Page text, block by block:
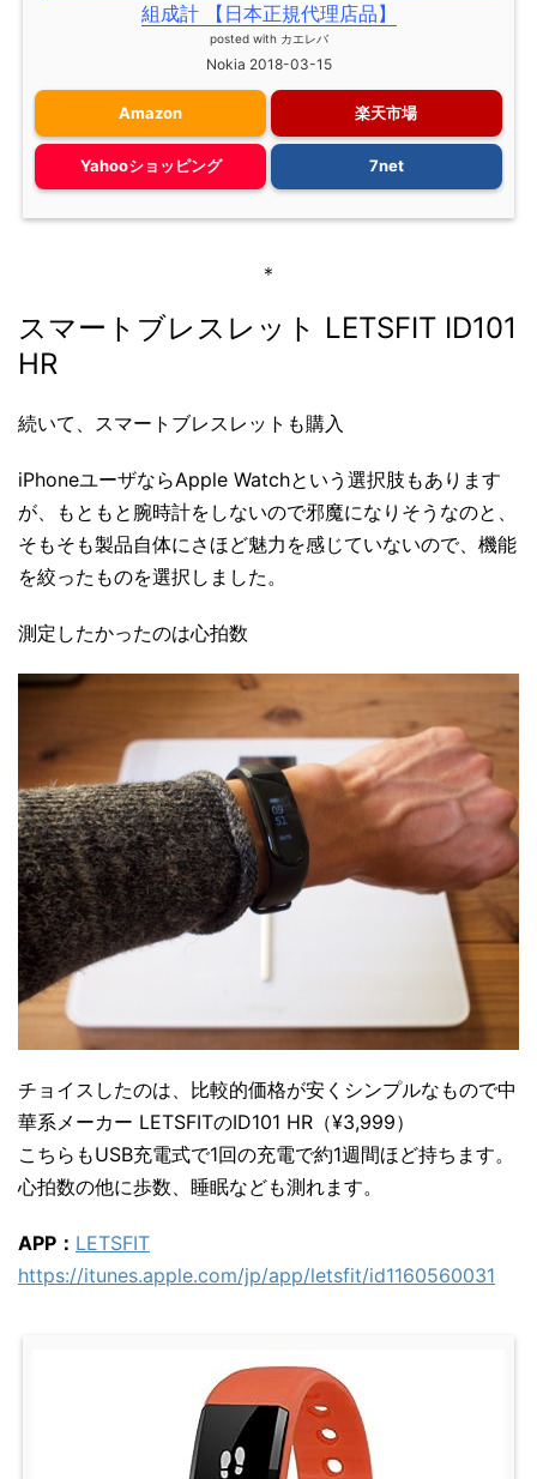
組成計 【日本正規代理店品】
posted with カエレバ
Nokia 2018-03-15
Amazon 楽天市場
Yahooショッピング 7net
＊
スマートブレスレット LETSFIT ID101
HR
続いて、スマートブレスレットも購入
iPhoneユーザならApple Watchという選択肢もあります
が、もともと腕時計をしないので邪魔になりそうなのと、
そもそも製品自体にさほど魅力を感じていないので、機能
を絞ったものを選択しました。
測定したかったのは心拍数
チョイスしたのは、比較的価格が安くシンプルなもので中
華系メーカー LETSFITのID101 HR（¥3,999）
こちらもUSB充電式で1回の充電で約1週間ほど持ちます。
心拍数の他に歩数、睡眠なども測れます。
APP： LETSFIT
https://itunes.apple.com/jp/app/letsfit/id1160560031